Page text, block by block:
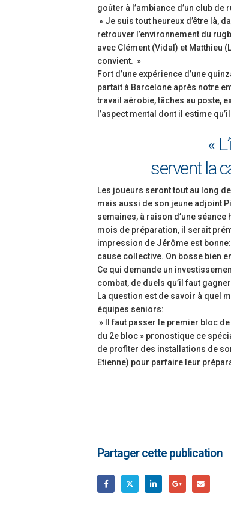
goûter à l’ambiance d’un club
» Je suis tout heureux d’être là,
retrouver l’environnement du
avec Clément (Vidal) et Matthieu
convient. »
Fort d’une expérience d’une
partait à Barcelone après notre
travail aérobie, tâches au poste,
l’aspect mental dont il estime
«
servent la
Les joueurs seront tout au long
mais aussi de son jeune adjoint
semaines, à raison d’une
mois de préparation, il serait
impression de Jérôme est
cause collective. On bosse bien
Ce qui demande un
combat, de duels qu’il faut
La question est de savoir à quel
équipes seniors:
» Il faut passer le premier bloc
du 2e bloc » pronostique ce
de profiter des installations de
Etienne) pour parfaire leur
Partager cette publication